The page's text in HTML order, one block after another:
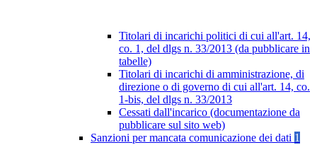
Titolari di incarichi politici di cui all'art. 14,
co. 1, del dlgs n. 33/2013 (da pubblicare in
tabelle)
Titolari di incarichi di amministrazione, di
direzione o di governo di cui all'art. 14, co.
1-bis, del dlgs n. 33/2013
Cessati dall'incarico (documentazione da
pubblicare sul sito web)
Sanzioni per mancata comunicazione dei dati 1